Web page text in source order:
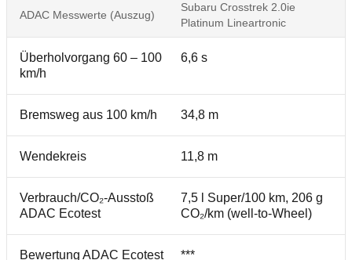
ADAC Messwerte (Auszug)
Subaru Crosstrek 2.0ie
Platinum Lineartronic
Überholvorgang 60 – 100
km/h
6,6 s
Bremsweg aus 100 km/h 34,8 m
Wendekreis 11,8 m
Verbrauch/CO₂-Ausstoß
ADAC Ecotest
7,5 l Super/100 km, 206 g
CO₂/km (well-to-Wheel)
Bewertung ADAC Ecotest ***